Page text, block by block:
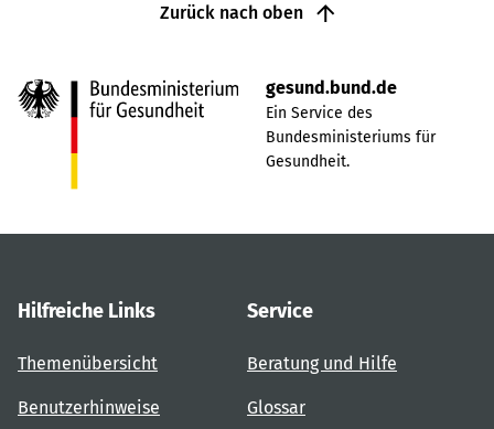
Zurück nach oben
gesund.bund.de
Ein Service des
Bundesministeriums für
Gesundheit.
Hilfreiche Links
Themenübersicht
Benutzerhinweise
Service
Beratung und Hilfe
Glossar